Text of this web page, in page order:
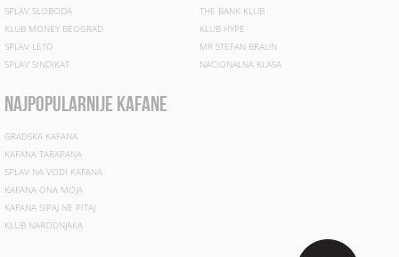
SPLAV SLOBODA
KLUB MONEY BEOGRAD
SPLAV LETO
SPLAV SINDIKAT
THE BANK KLUB
KLUB HYPE
MR STEFAN BRAUN
NACIONALNA KLASA
najpopularnije kafane
GRADSKA KAFANA
KAFANA TARAPANA
SPLAV NA VODI KAFANA
KAFANA ONA MOJA
KAFANA SIPAJ NE PITAJ
KLUB NARODNJAKA